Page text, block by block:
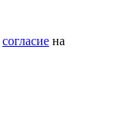
согласие на